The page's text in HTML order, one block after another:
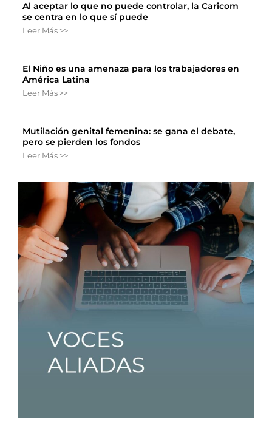
Al aceptar lo que no puede controlar, la Caricom
se centra en lo que sí puede
Leer Más >>
El Niño es una amenaza para los trabajadores en
América Latina
Leer Más >>
Mutilación genital femenina: se gana el debate,
pero se pierden los fondos
Leer Más >>